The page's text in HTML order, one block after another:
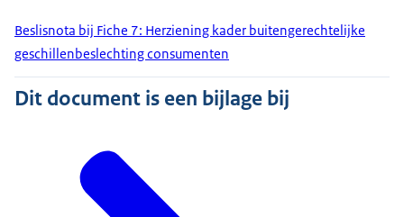
Beslisnota bij Fiche 7: Herziening kader buitengerechtelijke
geschillenbeslechting consumenten
Dit document is een bijlage bij